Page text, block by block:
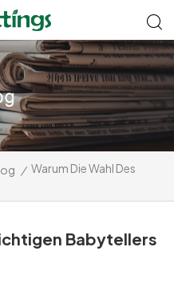
/ Warum Die Wahl Des
Babytellers